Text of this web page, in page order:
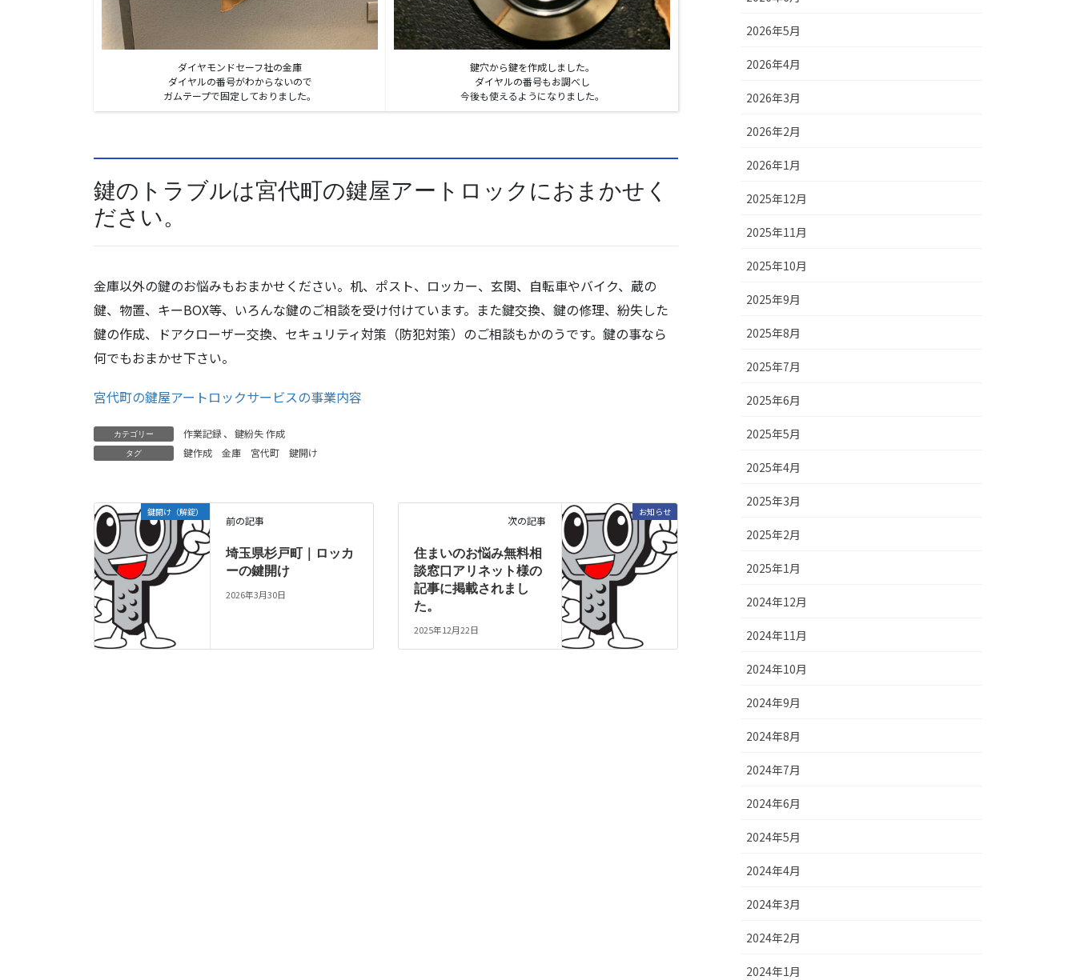
ダイヤモンドセーフ社の金庫
ダイヤルの番号がわからないので
ガムテープで固定しておりました。
鍵穴から鍵を作成しました。
ダイヤルの番号もお調べし
今後も使えるようになりました。
鍵のトラブルは宮代町の鍵屋アートロックにおまかせく
ださい。
金庫以外の鍵のお悩みもおまかせください。机、ポスト、ロッカー、玄関、自転車やバイク、蔵の
鍵、物置、キーBOX等、いろんな鍵のご相談を受け付けています。また鍵交換、鍵の修理、紛失した
鍵の作成、ドアクローザー交換、セキュリティ対策（防犯対策）のご相談もかのうです。鍵の事なら
何でもおまかせ下さい。
宮代町の鍵屋アートロックサービスの事業内容
カテゴリー 作業記録、 鍵紛失 作成
タグ 鍵作成 金庫 宮代町 鍵開け
鍵開け（解錠）
前の記事
埼玉県杉戸町｜ロッカ
ーの鍵開け
2026年3月30日
お知らせ
次の記事
住まいのお悩み無料相
談窓口アリネット様の
記事に掲載されまし
た。
2025年12月22日
2026年5月
2026年4月
2026年3月
2026年2月
2026年1月
2025年12月
2025年11月
2025年10月
2025年9月
2025年8月
2025年7月
2025年6月
2025年5月
2025年4月
2025年3月
2025年2月
2025年1月
2024年12月
2024年11月
2024年10月
2024年9月
2024年8月
2024年7月
2024年6月
2024年5月
2024年4月
2024年3月
2024年2月
2024年1月